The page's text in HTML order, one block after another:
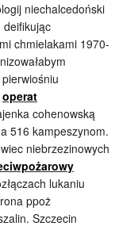
niechalcedoński
deifikując
chmielakami 1970-
operat
cohenowską
516 kampeszynom.
niebrzezinowych
lukaniu
ppoż
Szczecin